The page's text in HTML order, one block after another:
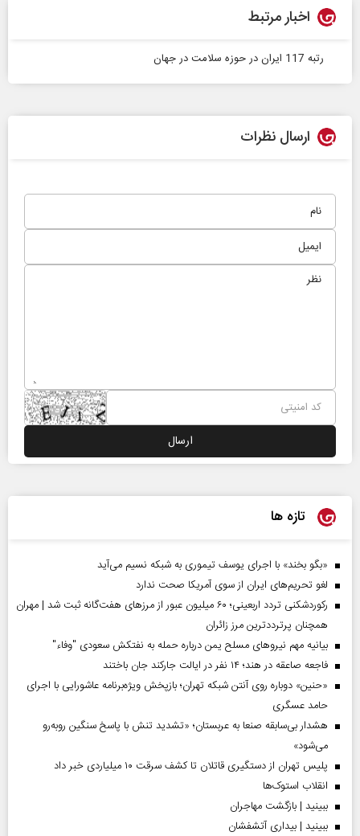
اخبار مرتبط
رتبه 117 ایران در حوزه سلامت در جهان
ارسال نظرات
تازه ها
«بگو بخند» با اجرای یوسف تیموری به شبکه نسیم می‌آید
لغو تحریم‌های ایران از سوی آمریکا صحت ندارد
رکوردشکنی تردد اربعینی؛ ۶۰ میلیون عبور از مرزهای هفت‌گانه ثبت شد | مهران
همچنان پرترددترین مرز زائران
بیانیه مهم نیروهای مسلح یمن درباره حمله به نفتکش سعودی "وفاء"
فاجعه صاعقه در هند؛ ۱۴ نفر در ایالت جارکند جان باختند
«حنین» دوباره روی آنتن شبکه تهران؛ بازپخش ویژه‌برنامه عاشورایی با اجرای
حامد عسگری
هشدار بی‌سابقه صنعا به عربستان؛ «تشدید تنش با پاسخ سنگین روبه‌رو
می‌شود»
پلیس تهران از دستگیری قاتلان تا کشف سرقت ۱۰ میلیاردی خبر داد
انقلاب استوک‌ها
ببینید | بازگشت مهاجران
ببینید | بیداری آتشفشان